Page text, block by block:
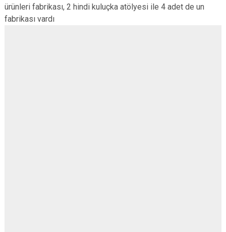
ürünleri fabrikası, 2 hindi kuluçka atölyesi ile 4 adet de un
fabrikası vardı